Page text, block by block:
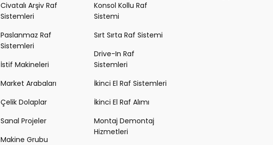
Civatalı Arşiv Raf
Sistemleri
Paslanmaz Raf
Sistemleri
İstif Makineleri
Market Arabaları
Çelik Dolaplar
Sanal Projeler
Makine Grubu
Konsol Kollu Raf
Sistemi
Sırt Sırta Raf Sistemi
Drive-In Raf
Sistemleri
İkinci El Raf Sistemleri
İkinci El Raf Alımı
Montaj Demontaj
Hizmetleri